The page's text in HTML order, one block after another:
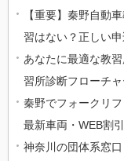
【重要】秦野自動
習はない？正しい
あなたに最適な教
習所診断フローチャ
秦野でフォークリ
最新車両・WEB割
神奈川の団体系窓